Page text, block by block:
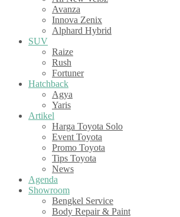
Avanza
Innova Zenix
Alphard Hybrid
SUV
Raize
Rush
Fortuner
Hatchback
Agya
Yaris
Artikel
Harga Toyota Solo
Event Toyota
Promo Toyota
Tips Toyota
News
Agenda
Showroom
Bengkel Service
Body Repair & Paint